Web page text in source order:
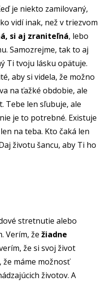
je niekto zamilovaný,
vidí inak, než v triezvom
si aj zraniteľná, lebo
Samozrejme, tak to aj
Ti tvoju lásku opätuje.
aby si videla, že možno
na ťažké obdobie, ale
Tebe len sľubuje, ale
je to potrebné. Existuje
na teba. Kto čaká len
životu šancu, aby Ti ho
stretnutie alebo
Verím, že žiadne
že si svoj život
máme možnosť
životov. A